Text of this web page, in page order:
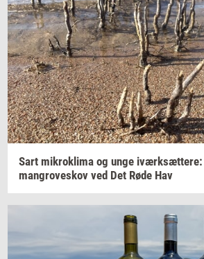
Sart mi­krokli­ma og unge iværk­sæt­te­re:
man­grove­skov ved Det Røde Hav